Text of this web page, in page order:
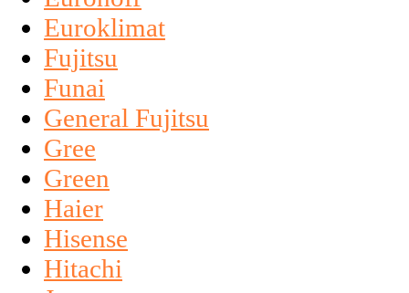
Euroklimat
Fujitsu
Funai
General Fujitsu
Gree
Green
Haier
Hisense
Hitachi